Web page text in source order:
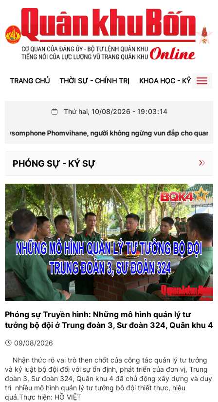
TRANG CHỦ THỜI SỰ - CHÍNH TRỊ KHOA HỌC - KỸ THUẬT
Thứ hai, 10/08/2026 - 19:03:15
Phomvihane, người không ngừng vun đắp cho quan hệ Việt
PHÓNG SỰ - KÝ SỰ
Phóng sự Truyền hình: Những mô hình quản lý tư
tưởng bộ đội ở Trung đoàn 3, Sư đoàn 324, Quân khu 4
09/08/2026
Nhận thức rõ vai trò then chốt của công tác quản lý tư tưởng
và kỷ luật bộ đội đối với sự ổn định, phát triển của đơn vị, Trung
đoàn 3, Sư đoàn 324, Quân khu 4 đã chủ động xây dựng và duy
trì nhiều mô hình quản lý tư tưởng bộ đội thiết thực, hiệu
quả.Thực hiện: HỒ VIỆT